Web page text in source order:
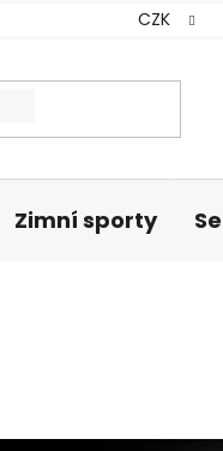
CZK
Zimní sporty